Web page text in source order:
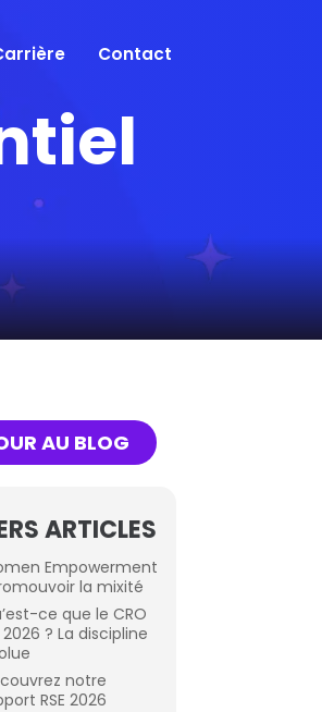
Contact
AU BLOG
ARTICLES
Empowerment
la mixité
ce que le CRO
? La discipline
notre
RSE 2026